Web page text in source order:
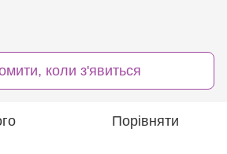
коли з'явиться
Порівняти